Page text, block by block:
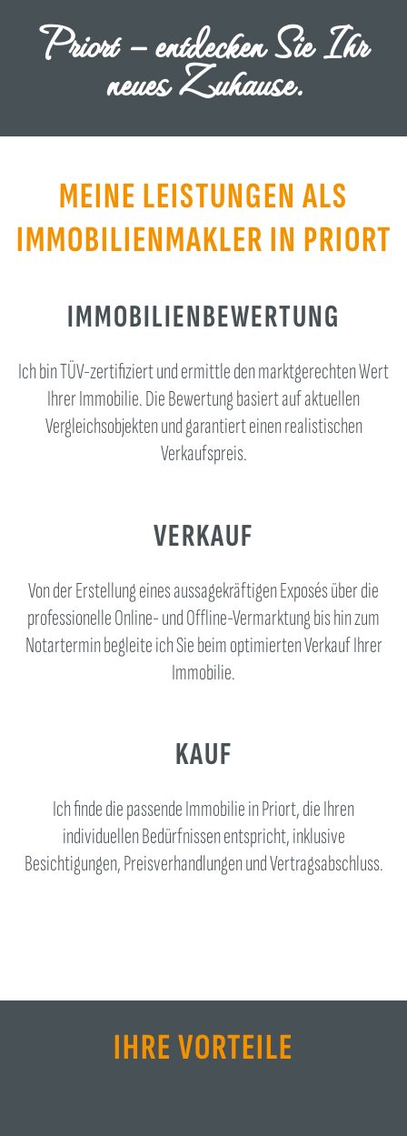
Priort – entdecken Sie Ihr
neues Zuhause.
MEINE LEISTUNGEN ALS
IMMOBILIENMAKLER IN PRIORT
IMMOBILIENBEWERTUNG
Ich bin TÜV-zertifiziert und ermittle den marktgerechten Wert
Ihrer Immobilie. Die Bewertung basiert auf aktuellen
Vergleichsobjekten und garantiert einen realistischen
Verkaufspreis.
VERKAUF
Von der Erstellung eines aussagekräftigen Exposés über die
professionelle Online- und Offline-Vermarktung bis hin zum
Notartermin begleite ich Sie beim optimierten Verkauf Ihrer
Immobilie.
KAUF
Ich finde die passende Immobilie in Priort, die Ihren
individuellen Bedürfnissen entspricht, inklusive
Besichtigungen, Preisverhandlungen und Vertragsabschluss.
IHRE VORTEILE